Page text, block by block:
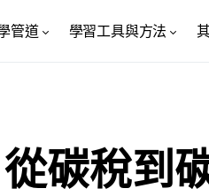
管道 學習工具與方法
碳稅到